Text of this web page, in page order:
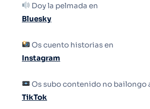
Doy la pelmada en
Bluesky
Os cuento historias en
Instagram
Os subo contenido no bailongo
TikTok